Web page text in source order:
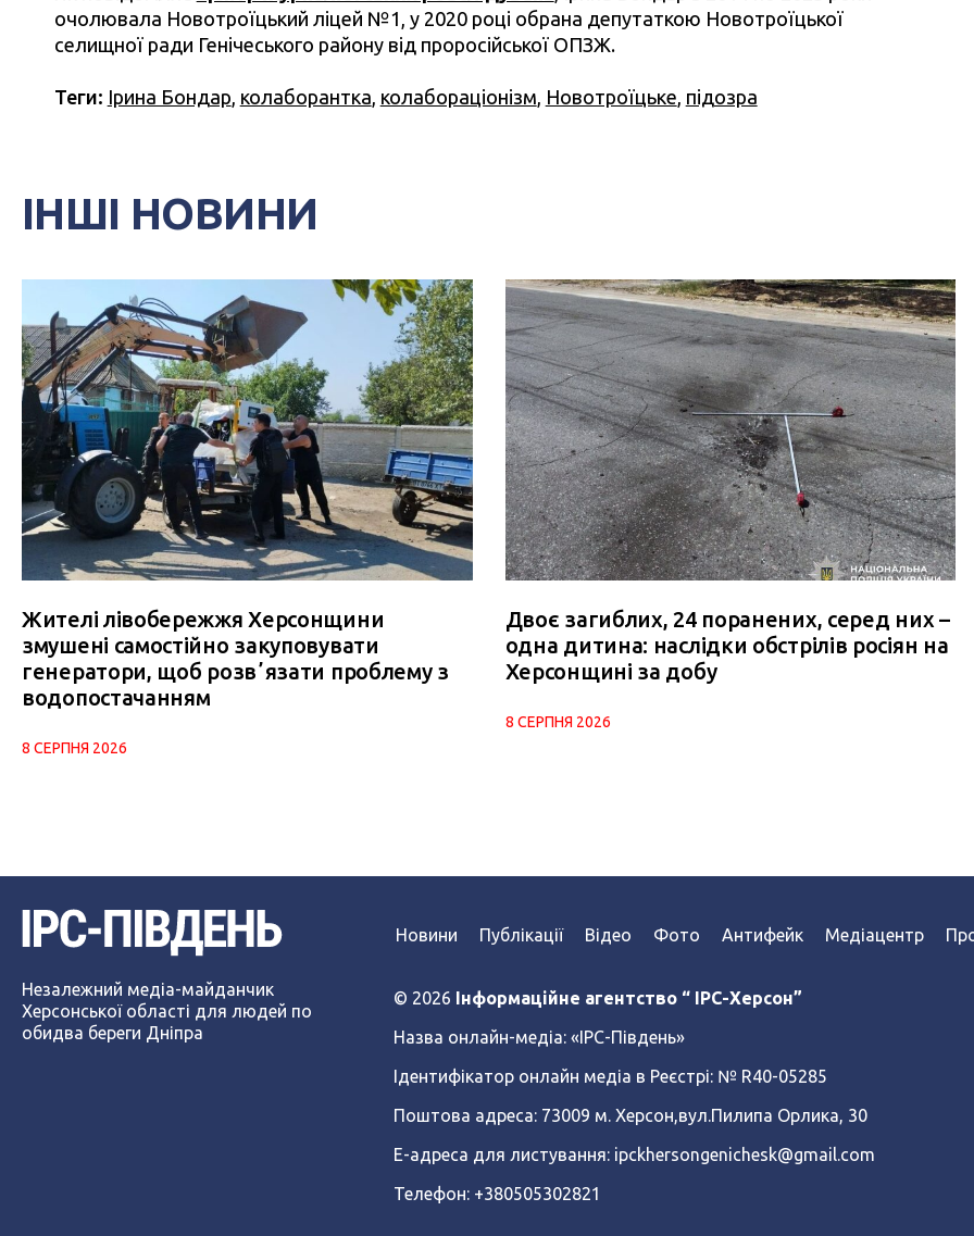
очолювала Новотроїцький ліцей №1, у 2020 році обрана депутаткою Новотроїцької
селищної ради Генічеського району від проросійської ОПЗЖ.
Теги: Ірина Бондар, колаборантка, колабораціонізм, Новотроїцьке, підозра
ІНШІ НОВИНИ
Жителі лівобережжя Херсонщини
змушені самостійно закуповувати
генератори, щоб розвʼязати проблему з
водопостачанням
8 СЕРПНЯ 2026
Двоє загиблих, 24 поранених, серед них –
одна дитина: наслідки обстрілів росіян на
Херсонщині за добу
8 СЕРПНЯ 2026
Незалежний медіа-майданчик
Херсонської області для людей по
обидва береги Дніпра
Новини Публікації Відео Фото Антифейк Медіацентр
© 2026 Інформаційне агентство “ IPC-Херсон”
Назва онлайн-медіа: «ІРС-Південь»
Ідентифікатор онлайн медіа в Реєстрі: № R40-05285
Поштова адреса: 73009 м. Херсон,вул.Пилипа Орлика, 30
Е-адреса для листування: ipckhersongenichesk@gmail.com
Телефон: +380505302821